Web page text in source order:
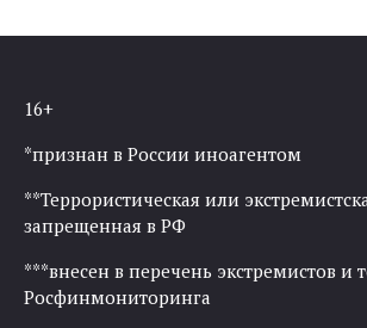
16+
*признан в России иноагентом
**Террористическая или
запрещенная в РФ
***внесен в перечень экстремистов и
Росфинмониторинга